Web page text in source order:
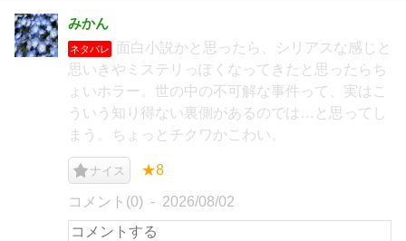
みかん
ネタバレ
面白小説かと思ったら、シリアスな感じと
思いきやミステリっぽくなってきたと思ったらち
ょいホラー。世の中の不可解な事件って、実はこ
ういう知り得ない裏側があるのでは…と思ってし
まう。ちょっとチクワかこわい。
ナイス ★8
コメント(0) 2026/08/02